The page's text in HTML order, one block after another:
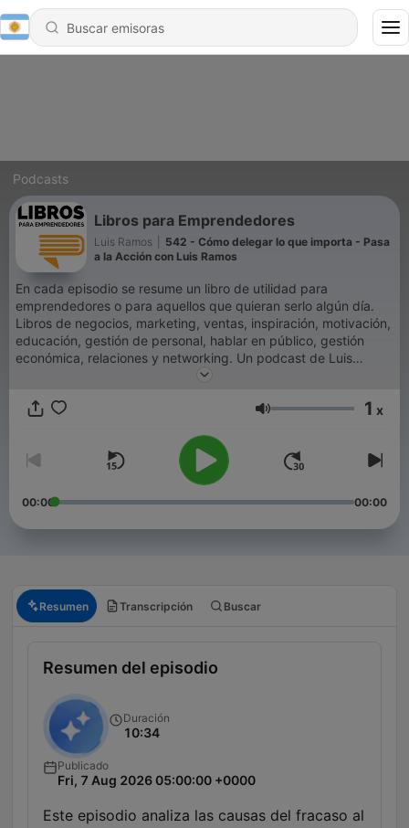
Podcasts
Libros para Emprendedores
Luis Ramos
542 - Cómo delegar lo que importa - Pasa
a la Acción con Luis Ramos
En cada episodio se resume un libro de utilidad para
emprendedores o para aquellos que quieran serlo algún día.
Libros de negocios, marketing, ventas, inspiración, motivación,
educación, gestión de personal, hablar en público, gestión
económica, relaciones y networking. Un podcast de Luis
Ramos, emprendedor, empresario y experto en Marca
Emprendedores es el podcast de Negocios más escuchado del
Volumen 1 x
00:00 00:00
Resumen Transcripción Buscar
Resumen del episodio
Duración
10:34
Publicado
Fri, 7 Aug 2026 05:00:00 +0000
Este episodio analiza las causas del fracaso al